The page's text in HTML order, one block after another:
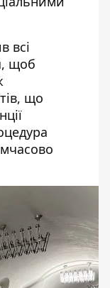
всі
щоб
що